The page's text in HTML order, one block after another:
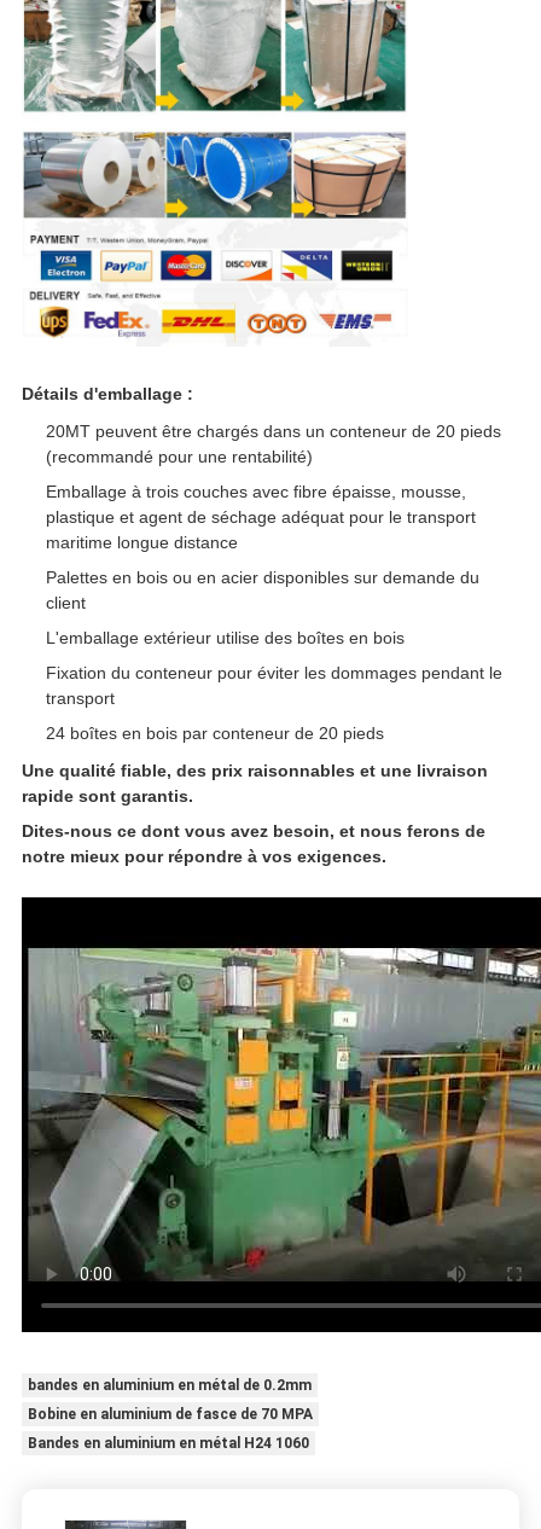
Détails d'emballage :
20MT peuvent être chargés dans un conteneur de 20 pieds
(recommandé pour une rentabilité)
Emballage à trois couches avec fibre épaisse, mousse,
plastique et agent de séchage adéquat pour le transport
maritime longue distance
Palettes en bois ou en acier disponibles sur demande du
client
L'emballage extérieur utilise des boîtes en bois
Fixation du conteneur pour éviter les dommages pendant le
transport
24 boîtes en bois par conteneur de 20 pieds
Une qualité fiable, des prix raisonnables et une livraison
rapide sont garantis.
Dites-nous ce dont vous avez besoin, et nous ferons de
notre mieux pour répondre à vos exigences.
bandes en aluminium en métal de 0.2mm
Bobine en aluminium de fasce de 70 MPA
Bandes en aluminium en métal H24 1060